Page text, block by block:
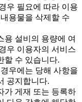
우 필요에 따라 이용
용물을 삭제할 수
설비의 용량에 여
우 이용자의 서비스
할 수 있습니다.
우에는 당해 사항을
공지합니다.
게재 또는 등록하